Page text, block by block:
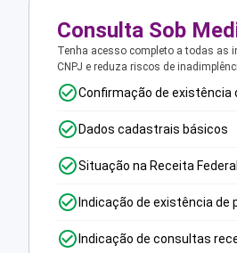
Consulta Sob
Tenha acesso completo a todas as
CNPJ e reduza riscos de
Confirmação de existência
Dados cadastrais básicos
Situação na Receita Federal
Indicação de existência de
Indicação de consultas